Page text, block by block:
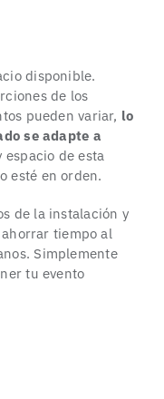
disponible.
de los
pueden variar, lo
se adapte a
espacio de esta
esté en orden.
de la instalación y
tiempo al
Simplemente
tu evento